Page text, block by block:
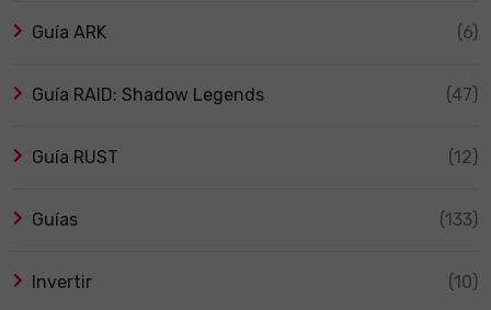
Guía ARK (6)
Guía RAID: Shadow Legends (47)
Guía RUST (12)
Guías (133)
Invertir (10)